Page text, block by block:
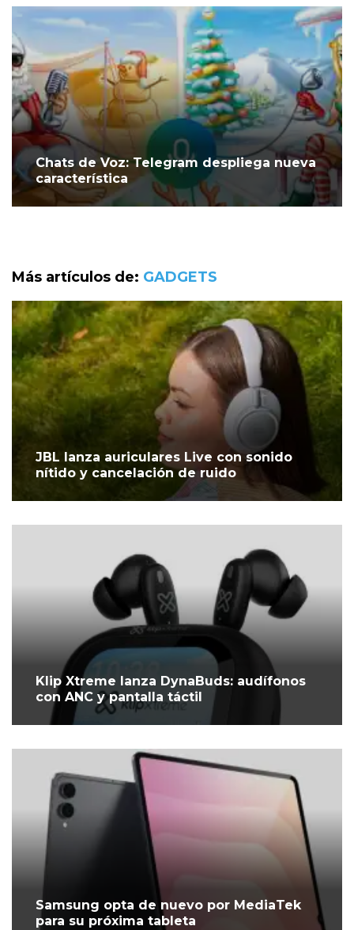
Chats de Voz: Telegram despliega nueva
característica
Más artículos de: GADGETS
JBL lanza auriculares Live con sonido
nítido y cancelación de ruido
Klip Xtreme lanza DynaBuds: audífonos
con ANC y pantalla táctil
Samsung opta de nuevo por MediaTek
para su próxima tableta